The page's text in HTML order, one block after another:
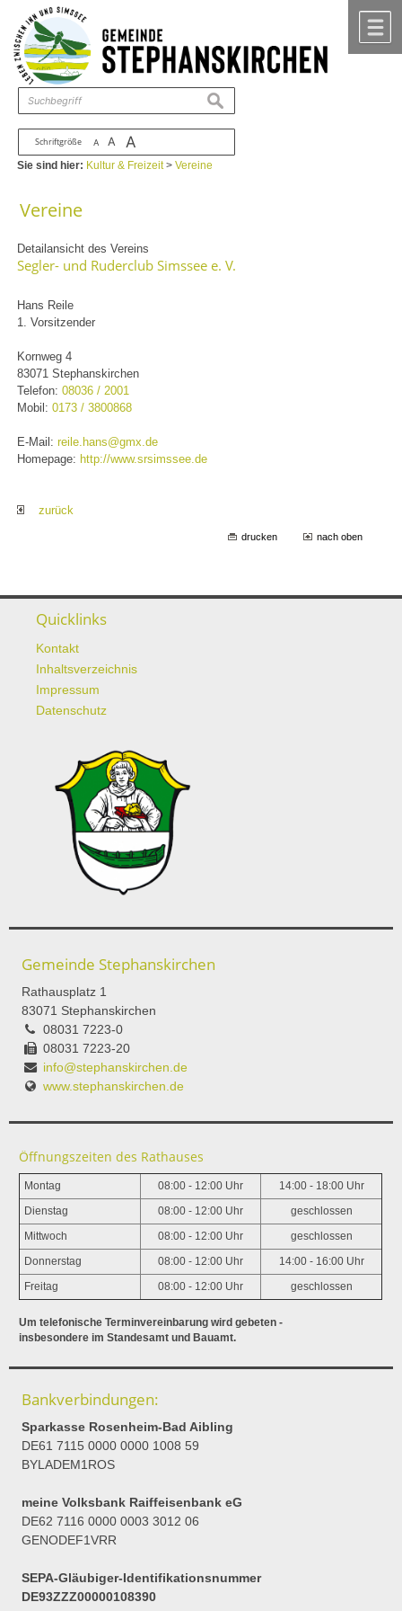
Zum Inhalt ,zur Navigation
Schriftgröße A A A
suchen
Sie sind hier: Kultur & Freizeit>Vereine
Vereine
Detailansicht des Vereins
Segler- und Ruderclub Simssee e. V.
Hans Reile
1. Vorsitzender
Kornweg 4
83071 Stephanskirchen
Telefon:08036 / 2001
Mobil:0173 / 3800868
E-Mail:reile.hans@gmx.de
Homepage: http://www.srsimssee.de
zurück
drucken nach oben
Quicklinks
Kontakt
Inhaltsverzeichnis
Impressum
Datenschutz
Gemeinde Stephanskirchen
Rathausplatz 1
83071 Stephanskirchen
08031 7223-0
08031 7223-20
info@stephanskirchen.de
www.stephanskirchen.de
Öffnungszeiten des Rathauses
Montag 08:00 - 12:00 Uhr 14:00 - 18:00 Uhr
Dienstag 08:00 - 12:00 Uhr geschlossen
Mittwoch 08:00 - 12:00 Uhr geschlossen
Donnerstag 08:00 - 12:00 Uhr 14:00 - 16:00 Uhr
Freitag 08:00 - 12:00 Uhr geschlossen
Um telefonische Terminvereinbarung wird gebeten -
insbesondere im Standesamt und Bauamt.
Bankverbindungen:
Sparkasse Rosenheim-Bad Aibling
DE61 7115 0000 0000 1008 59
BYLADEM1ROS
meine Volksbank Raiffeisenbank eG
DE62 7116 0000 0003 3012 06
GENODEF1VRR
SEPA-Gläubiger-Identifikationsnummer
DE93ZZZ00000108390